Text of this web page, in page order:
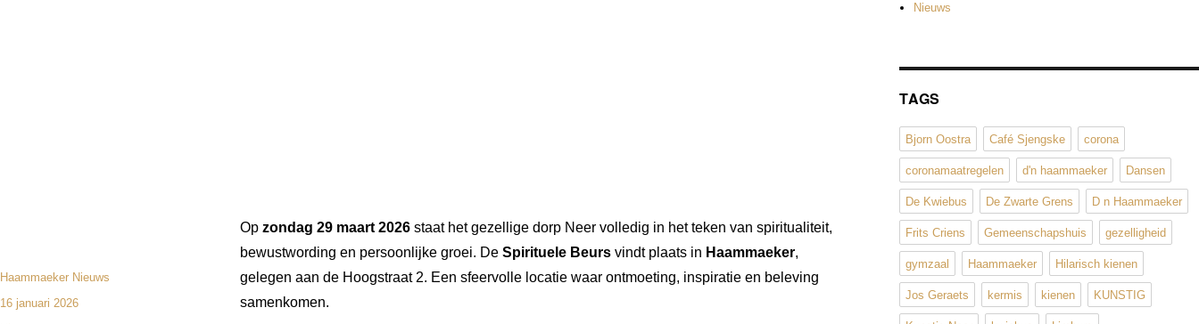
Op zondag 29 maart 2026staat het gezellige dorp Neer volledig in het teken van spiritualiteit,
bewustwording en persoonlijke groei. De Spirituele Beursvindt plaats in Haammaeker,
gelegen aan de Hoogstraat 2. Een sfeervolle locatie waar ontmoeting, inspiratie en beleving
samenkomen.
Haammaeker Nieuws
16 januari 2026
Nieuws
TAGS
Bjorn Oostra Café Sjengske corona
coronamaatregelen d'n haammaeker Dansen
De Kwiebus De Zwarte Grens D n Haammaeker
Frits Criens Gemeenschapshuis gezelligheid
gymzaal Haammaeker Hilarisch kienen
Jos Geraets kermis kienen KUNSTIG